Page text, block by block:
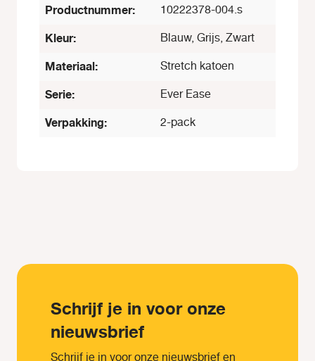
Productnummer: 10222378-004.s
Kleur: Blauw, Grijs, Zwart
Materiaal: Stretch katoen
Serie: Ever Ease
Verpakking: 2-pack
Schrijf je in voor onze
nieuwsbrief